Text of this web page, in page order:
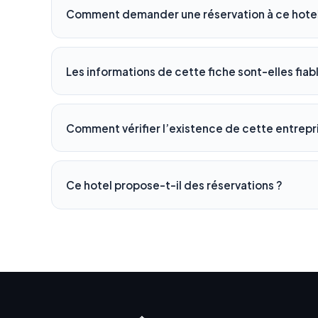
Comment demander une réservation à ce
Les informations de cette fiche sont-elles
Comment vérifier l’existence de cette
Ce hotel propose-t-il des réservations ?